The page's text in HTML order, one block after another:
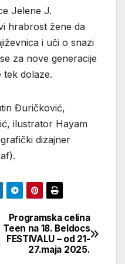
Jelene J.
hrabrost žene da
i uči o snazi
za nove generacije
tek dolaze.
Đuričković,
ilustrator Hayam
dizajner
Programska celina
Teen na 18. Beldocs
FESTIVALU – od 21-
27.maja 2025.